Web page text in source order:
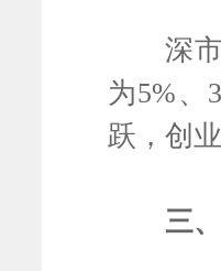
深市
为5%、
跃，创
三